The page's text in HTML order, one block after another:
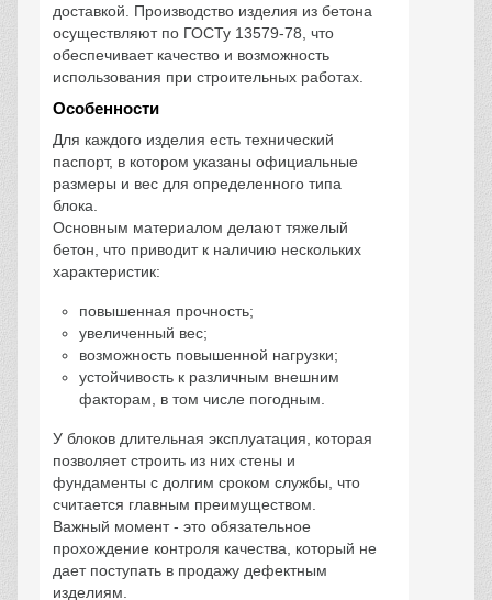
доставкой. Производство изделия из бетона
осуществляют по ГОСТу 13579-78, что
обеспечивает качество и возможность
использования при строительных работах.
Особенности
Для каждого изделия есть технический
паспорт, в котором указаны официальные
размеры и вес для определенного типа
блока.
Основным материалом делают тяжелый
бетон, что приводит к наличию нескольких
характеристик:
повышенная прочность;
увеличенный вес;
возможность повышенной нагрузки;
устойчивость к различным внешним
факторам, в том числе погодным.
У блоков длительная эксплуатация, которая
позволяет строить из них стены и
фундаменты с долгим сроком службы, что
считается главным преимуществом.
Важный момент - это обязательное
прохождение контроля качества, который не
дает поступать в продажу дефектным
изделиям.